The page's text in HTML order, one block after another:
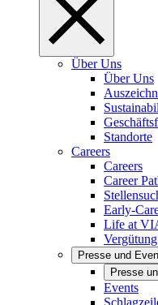
Über Uns
Über Uns
Standorte
Careers
Careers
Career
Early-
Life at
Presse und
Presse
Events